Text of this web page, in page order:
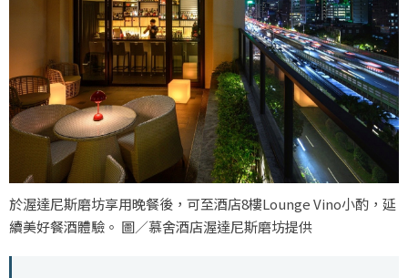
於渥達尼斯磨坊享用晚餐後，可至酒店8樓Lounge Vino小酌，延
續美好餐酒體驗。 圖／慕舍酒店渥達尼斯磨坊提供